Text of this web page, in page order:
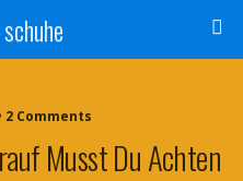
2 Comments
Musst Du Achten